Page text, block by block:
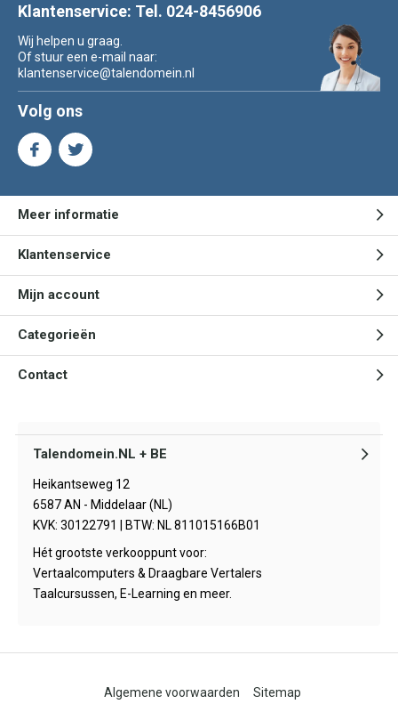
Klantenservice: Tel. 024-8456906
Wij helpen u graag.
Of stuur een e-mail naar:
klantenservice@talendomein.nl
Volg ons
Meer informatie
Klantenservice
Mijn account
Categorieën
Contact
Talendomein.NL + BE
Heikantseweg 12
6587 AN - Middelaar (NL)
KVK: 30122791 | BTW: NL 811015166B01
Hét grootste verkooppunt voor:
Vertaalcomputers & Draagbare Vertalers
Taalcursussen, E-Learning en meer.
Algemene voorwaarden Sitemap